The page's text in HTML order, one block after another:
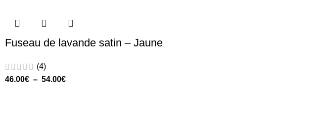
Fuseau de lavande satin – Jaune
(4)
46.00€ – 54.00€